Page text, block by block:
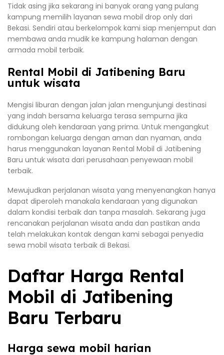
Tidak asing jika sekarang ini banyak orang yang pulang
kampung memilih layanan sewa mobil drop only dari
Bekasi. Sendiri atau berkelompok kami siap menjemput dan
membawa anda mudik ke kampung halaman dengan
armada mobil terbaik.
Rental Mobil di Jatibening Baru
untuk wisata
Mengisi liburan dengan jalan jalan mengunjungi destinasi
yang indah bersama keluarga terasa sempurna jika
didukung oleh kendaraan yang prima. Untuk mengangkut
rombongan keluarga dengan aman dan nyaman, anda
harus menggunakan layanan Rental Mobil di Jatibening
Baru untuk wisata dari perusahaan penyewaan mobil
terbaik.
Mewujudkan perjalanan wisata yang menyenangkan hanya
dapat diperoleh manakala kendaraan yang digunakan
dalam kondisi terbaik dan tanpa masalah. Sekarang juga
rencanakan perjalanan wisata anda dan pastikan anda
telah melakukan kontak dengan kami sebagai penyedia
sewa mobil wisata terbaik di Bekasi.
Daftar Harga Rental
Mobil di Jatibening
Baru Terbaru
Harga sewa mobil harian